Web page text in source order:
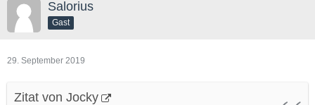
Salorius
Gast
29. September 2019
Zitat von Jocky